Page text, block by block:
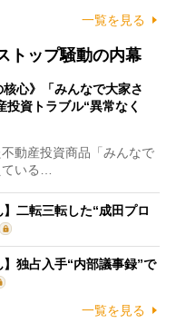
一覧を見る
トップ騒動の内幕
核心》「みんなで大家さ
資トラブル“異常なく
動産投資商品「みんなで
いる…
二転三転した“成田プロ
】独占入手“内部議事録”で
一覧を見る